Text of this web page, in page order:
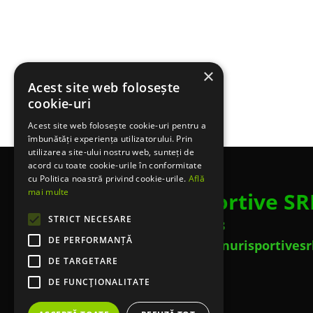
Terenuri Sportive
Telefon: 0753 453 643
Email:
×
Acest site web folosește
cookie-uri
Acest site web folosește cookie-uri pentru a
îmbunătăți experiența utilizatorului. Prin
utilizarea site-ului nostru web, sunteți de
acord cu toate cookie-urile în conformitate
cu Politica noastră privind cookie-urile. Află
mai multe
STRICT NECESARE
DE PERFORMANȚĂ
DE TARGETARE
DE FUNCŢIONALITATE